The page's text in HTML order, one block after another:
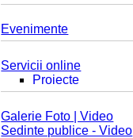
Evenimente
Servicii online
Proiecte
Galerie Foto | Video
Sedinte publice - Video